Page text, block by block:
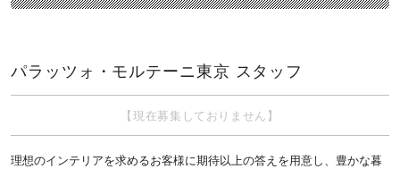
パラッツォ・モルテーニ東京 スタッフ
【現在募集しておりません】
理想のインテリアを求めるお客様に期待以上の答えを用意し、豊かな暮